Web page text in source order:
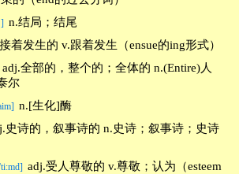
n.结局；结尾
着发生的 v.跟着发生（ensue的ing形式）
adj.全部的，整个的；全体的 n.(Entire)人
尔
n.[生化]酶
史诗的，叙事诗的 n.史诗；叙事诗；史诗
adj.受人尊敬的 v.尊敬；认为（esteem